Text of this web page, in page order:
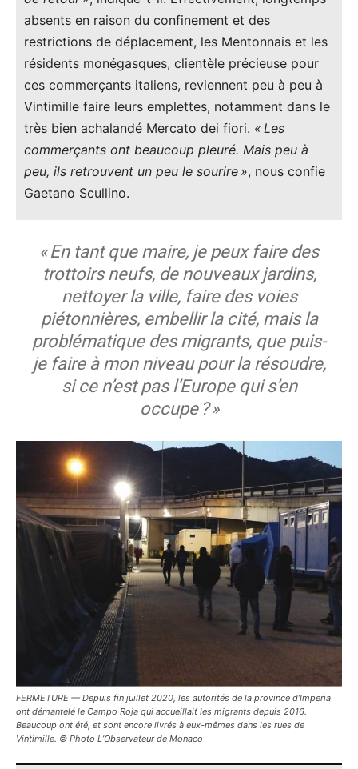
absents en raison du confinement et des
restrictions de déplacement, les Mentonnais et les
résidents monégasques, clientèle précieuse pour
ces commerçants italiens, reviennent peu à peu à
Vintimille faire leurs emplettes, notamment dans le
très bien achalandé Mercato dei fiori. « Les
commerçants ont beaucoup pleuré. Mais peu à
peu, ils retrouvent un peu le sourire », nous confie
Gaetano Scullino.
« En tant que maire, je peux faire des
trottoirs neufs, de nouveaux jardins,
nettoyer la ville, faire des voies
piétonnières, embellir la cité, mais la
problématique des migrants, que puis-
je faire à mon niveau pour la résoudre,
si ce n’est pas l’Europe qui s’en
occupe ? »
FERMETURE — Depuis fin juillet 2020, les autorités de la province d’Imperia
ont démantelé le Campo Roja qui accueillait les migrants depuis 2016.
Beaucoup ont été, et sont encore livrés à eux-mêmes dans les rues de
Vintimille. © Photo L’Observateur de Monaco